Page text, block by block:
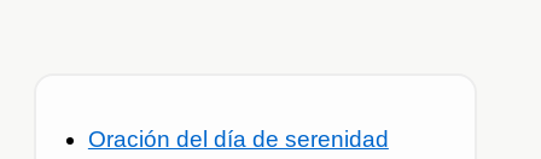
Oración del día de serenidad